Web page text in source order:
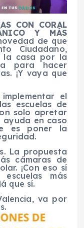
CON CORAL
Y MÁS
de que
Ciudadano,
la casa por la
para hacer
¡Y vaya que
el
escuelas de
solo apretar
ayuda en caso
es poner la
La propuesta
cámaras de
¡Con eso sí
más
que sí.
va por